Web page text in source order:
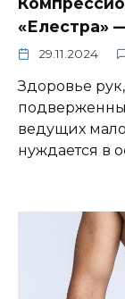
«Елестра»
29.11.2024
Здоровье
ведущих
нуждается в